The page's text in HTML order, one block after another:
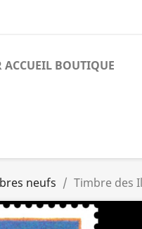
ACCUEIL BOUTIQUE
neufs Timbre des